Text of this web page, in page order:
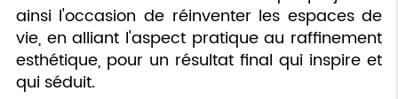
ainsi l'occasion de réinventer les espaces de
vie, en alliant l'aspect pratique au raffinement
esthétique, pour un résultat final qui inspire et
qui séduit.